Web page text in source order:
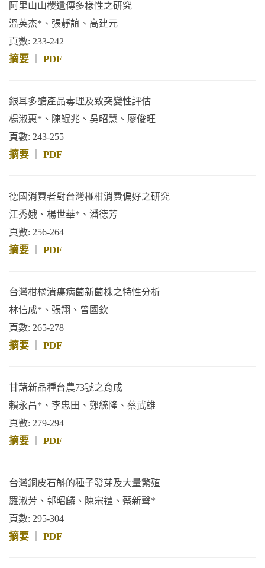
阿里山山櫻遺傳多樣性之研究
溫英杰*、張靜誼、高建元
頁數: 233-242
摘要 PDF
銀耳多醣產品毒理及致突變性評估
楊淑惠*、陳鯤兆、吳昭慧、廖俊旺
頁數: 243-255
摘要 PDF
德國消費者對台灣椪柑消費偏好之研究
江秀娥、楊世華*、潘德芳
頁數: 256-264
摘要 PDF
台灣柑橘潰瘍病菌新菌株之特性分析
林信成*、張翔、曾國欽
頁數: 265-278
摘要 PDF
甘藷新品種台農73號之育成
賴永昌*、李忠田、鄭統隆、蔡武雄
頁數: 279-294
摘要 PDF
台灣銅皮石斛的種子發芽及大量繁殖
羅淑芳、郭昭麟、陳宗禮、蔡新聲*
頁數: 295-304
摘要 PDF